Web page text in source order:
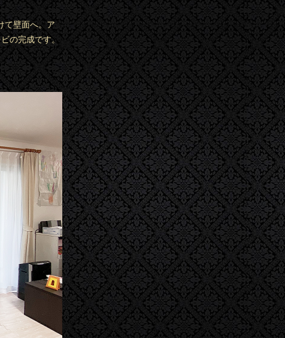
て壁面へ。ア
の完成です。